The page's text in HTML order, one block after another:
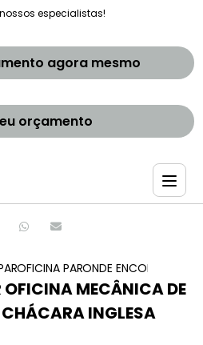
especialistas!
agora mesmo
orçamento
CARROS PREMIUM
OFICINA PARA CONSERTO DE
ONDE ENCONTRAR
OFICINA MECÂNICA DE
INGLESA